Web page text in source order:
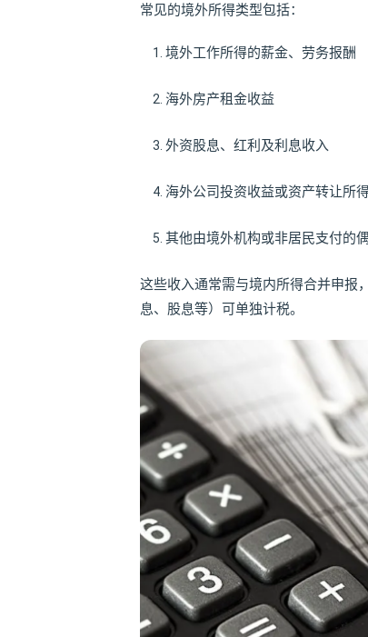
常见的境外所得类型包括：
境外工作所得的薪金、劳务报酬
海外房产租金收益
外资股息、红利及利息收入
海外公司投资收益或资产转让所
其他由境外机构或非居民支付的
这些收入通常需与境内所得合并申报
息、股息等）可单独计税。